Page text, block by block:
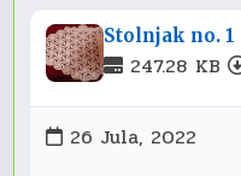
Stolnjak no. 1
247.28 KB
26 Jula, 2022